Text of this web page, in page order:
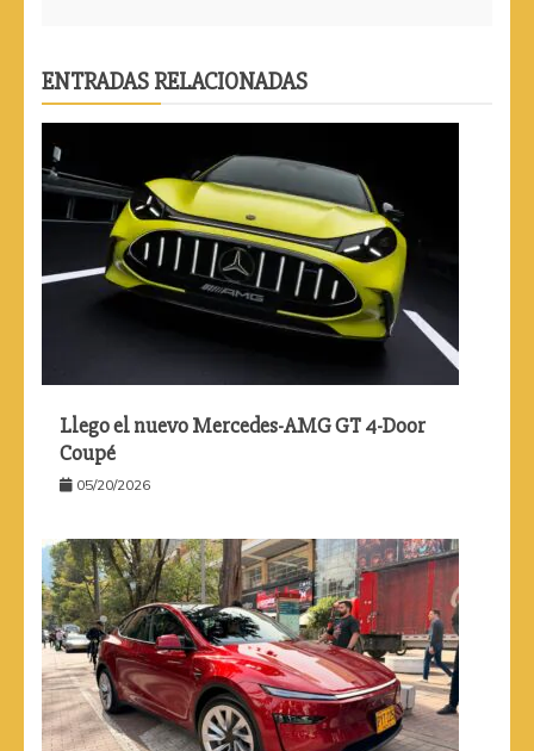
ENTRADAS RELACIONADAS
Llego el nuevo Mercedes-AMG GT 4-Door
Coupé
05/20/2026